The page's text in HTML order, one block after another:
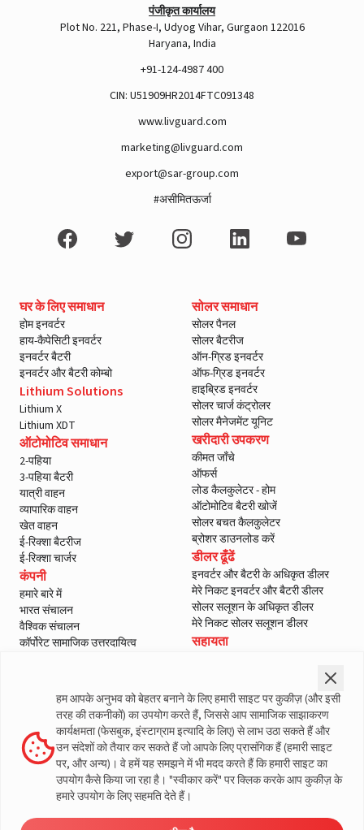
पंजीकृत कार्यालय
Plot No. 221, Phase-I, Udyog Vihar, Gurgaon 122016
Haryana, India
+91-124-4987 400
CIN: U51909HR2014FTC091348
www.livguard.com
marketing@livguard.com
export@sar-group.com
#असीमितऊर्जा
घर के लिए समाधान
होम इनवर्टर
हाय-कैपेसिटी इनवर्टर
इनवर्टर बैटरी
इनवर्टर और बैटरी कोम्बो
Lithium Solutions
Lithium X
Lithium XDT
ऑटोमोटिव समाधान
2-पहिया
3-पहिया बैटरी
यात्री वाहन
व्यापारिक वाहन
खेत वाहन
ई-रिक्शा बैटरीज
ई-रिक्शा चार्जर
कंपनी
हमारे बारे में
भारत संचालन
वैश्विक संचालन
कॉर्पोरेट सामाजिक उत्तरदायित्व
मीडिया और गैलरी
वीडियो
सोलर समाधान
सोलर पैनल
सोलर बैटरीज
ऑन-ग्रिड इनवर्टर
ऑफ-ग्रिड इनवर्टर
हाइब्रिड इनवर्टर
सोलर चार्ज कंट्रोलर
सोलर मैनेजमेंट यूनिट
खरीदारी उपकरण
कीमत जाँचे
ऑफर्स
लोड कैलकुलेटर - होम
ऑटोमोटिव बैटरी खोजें
सोलर बचत कैलकुलेटर
ब्रोशर डाउनलोड करें
डीलर ढूँढें
इनवर्टर और बैटरी के अधिकृत डीलर
मेरे निकट इनवर्टर और बैटरी डीलर
सोलर सलूशन के अधिकृत डीलर
मेरे निकट सोलर सलूशन डीलर
सहायता
वारंटी पंजीकरण
ग्राहक नीतियां
नियम और शर्तें
सेल्स वापसी नीति
गोपनीयता नीति
लिवगार्ड के बारे में अधिक जानकारी
हम आपके अनुभव को बेहतर बनाने के लिए हमारी साइट पर कुकीज़ (और इसी
तरह की तकनीकों) का उपयोग करते हैं, जिससे आप सामाजिक साझाकरण
कार्यक्षमता (फेसबुक, इंस्टाग्राम इत्यादि के लिए) से लाभ उठा सकते हैं और
उन संदेशों को तैयार कर सकते हैं जो आपके लिए प्रासंगिक हैं (हमारी साइट
पर, और अन्य)। वे हमें यह समझने में भी मदद करते हैं कि हमारी साइट का
उपयोग कैसे किया जा रहा है। "स्वीकार करें" पर क्लिक करके आप कुकीज़ के
हमारे उपयोग के लिए सहमति देते हैं।